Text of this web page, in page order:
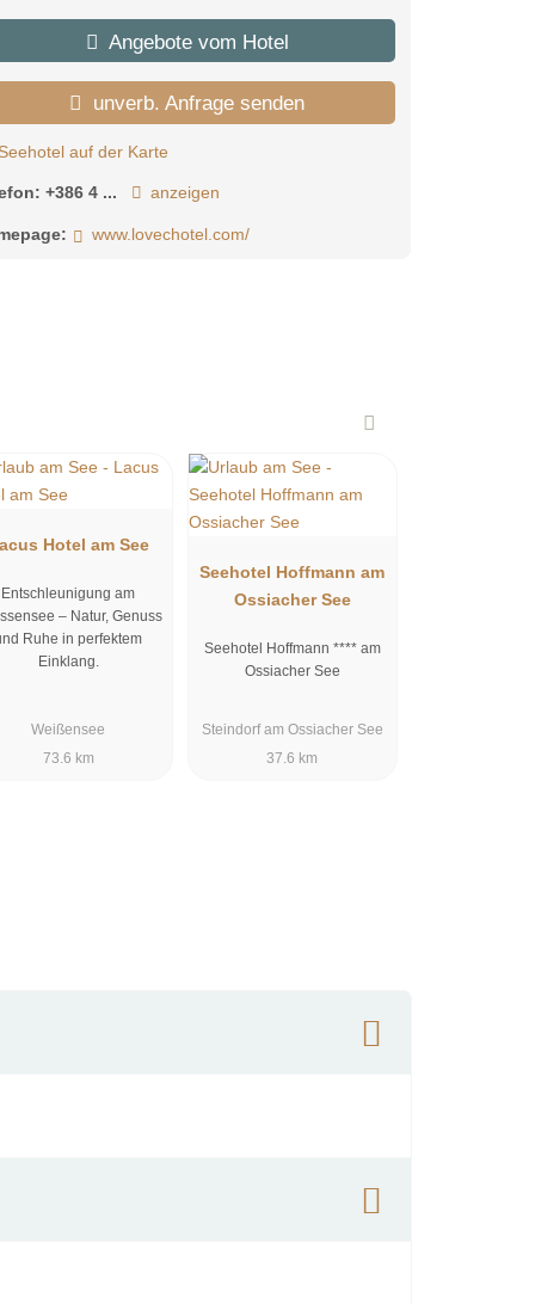
Angebote vom Hotel
unverb. Anfrage senden
Seehotel auf der Karte
+386 4 ... anzeigen
www.lovechotel.com/
Hotel am See
Entschleunigung am
– Natur, Genuss
Ruhe in perfektem
Einklang.
Weißensee
73.6 km
Seehotel Hoffmann am
Ossiacher See
Seehotel Hoffmann **** am
Ossiacher See
Steindorf am Ossiacher See
37.6 km